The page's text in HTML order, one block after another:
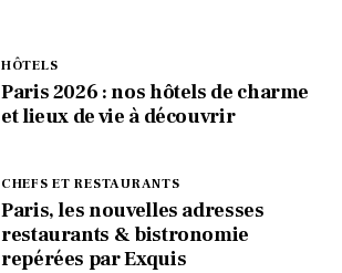
HÔTELS
Paris 2026 : nos hôtels de charme
et lieux de vie à découvrir
CHEFS ET RESTAURANTS
Paris, les nouvelles adresses
restaurants & bistronomie
repérées par Exquis